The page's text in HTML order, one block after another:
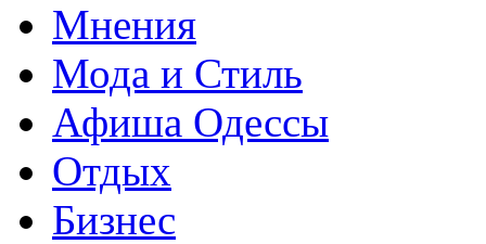
Мнения
Мода и Стиль
Афиша Одессы
Отдых
Бизнес